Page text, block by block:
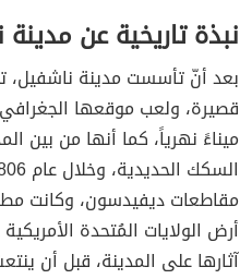
نبذة تاريخية عن
بعد أنّ تأسست مدينة
قصيرة، ولعب موقعها
ميناءً نهرياً، كما أنها من
مقاطعات ديفيدسون، وكانت
أرض الولايات المُتحدة
آثارها على المدينة، قبل أن